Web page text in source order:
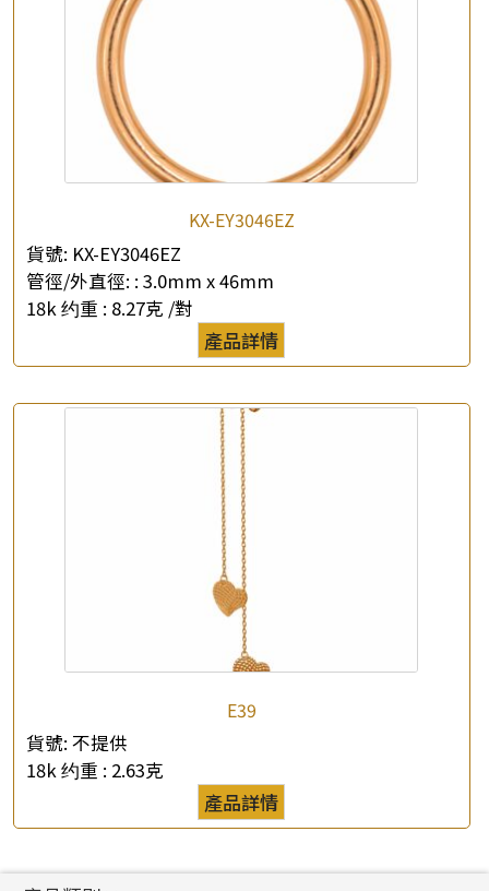
*你的名字
公司名稱
*e-mail
*聯絡電話
查詢以下產品
KX-EY3046EZ
貨號: KX-EY3046EZ
管徑/外直徑: : 3.0mm x 46mm
18k 约重 : 8.27克 /對
產品詳情
E39
貨號: 不提供
18k 约重 : 2.63克
產品詳情